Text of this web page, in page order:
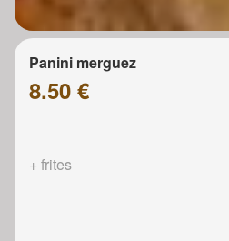
Panini merguez
8.50 €
+ frites